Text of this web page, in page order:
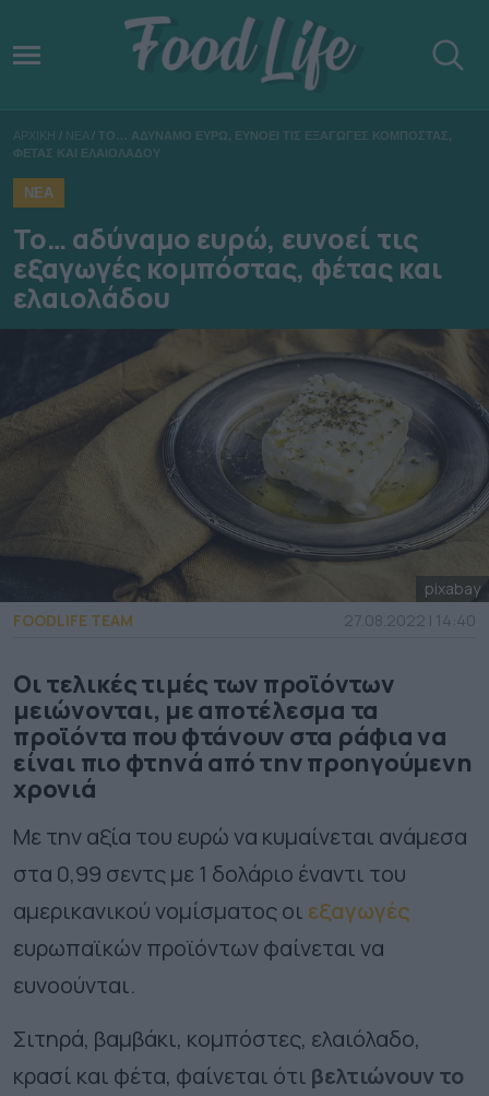
ΑΡΧΙΚΗ / ΝΕΑ / ΤΟ… ΑΔΥΝΑΜΟ ΕΥΡΩ, ΕΥΝΟΕΙ ΤΙΣ ΕΞΑΓΩΓΕΣ ΚΟΜΠΟΣΤΑΣ,
ΦΕΤΑΣ ΚΑΙ ΕΛΑΙΟΛΑΔΟΥ
ΝΕΑ
Το… αδύναμο ευρώ, ευνοεί τις
εξαγωγές κομπόστας, φέτας και
ελαιολάδου
pixabay
FOODLIFE TEAM
27.08.2022 | 14:40
Οι τελικές τιμές των προϊόντων
μειώνονται, με αποτέλεσμα τα
προϊόντα που φτάνουν στα ράφια να
είναι πιο φτηνά από την προηγούμενη
χρονιά
Με την αξία του ευρώ να κυμαίνεται ανάμεσα
στα 0,99 σεντς με 1 δολάριο έναντι του
αμερικανικού νομίσματος οι εξαγωγές
ευρωπαϊκών προϊόντων φαίνεται να
ευνοούνται.
Σιτηρά, βαμβάκι, κομπόστες, ελαιόλαδο,
κρασί και φέτα, φαίνεται ότι βελτιώνουν το